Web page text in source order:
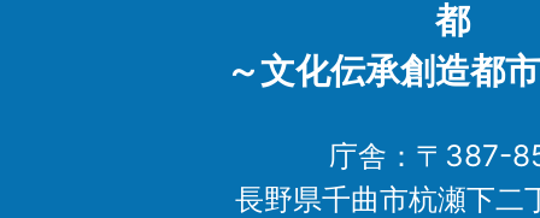
都
～文化伝承創造都
庁舎：〒387-
長野県千曲市杭瀬下二